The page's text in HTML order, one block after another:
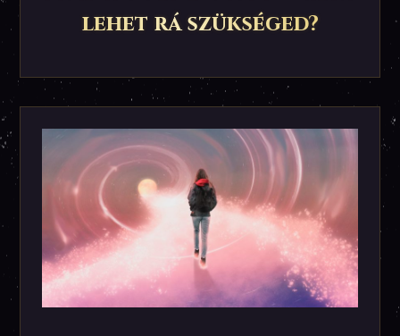
lehet rá szükséged?